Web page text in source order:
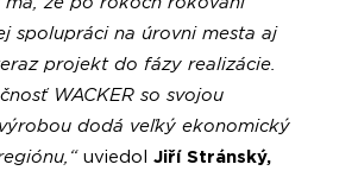
spolupráci na úrovni mesta aj
projekt do fázy realizácie.
WACKER so svojou
dodá veľký ekonomický
uviedol Jiří Stránský,